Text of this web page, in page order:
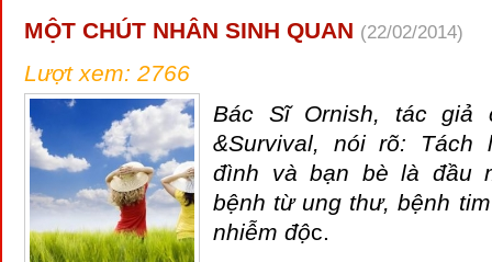
MỘT CHÚT NHÂN SINH QUAN (22/02/2014)
Lượt xem: 2766
Bác Sĩ Ornish, tác giả
&Survival, nói rõ:
đình và bạn bè là đầu
bệnh từ ung thư, bệnh
nhiễm độc.